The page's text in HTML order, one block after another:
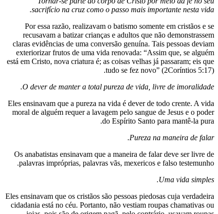
sacrifício na cruz como o passo
Por essa razão, realizavam o batismo
recusavam a batizar crianças e
claras evidências de uma conversão
exteriorizar frutos de uma vida
está em Cristo, nova criatura é; as coisas
tudo se
O dever de manter a total pureza de
Eles ensinavam que a pureza na vida é
moral de alguém requer a lavagem pelo
do Espírito
Os anabatistas ensinavam que a
palavras impróprias, palavras vãs,
Eles ensinavam que os cristãos são
cidadania está no céu. Portanto, não